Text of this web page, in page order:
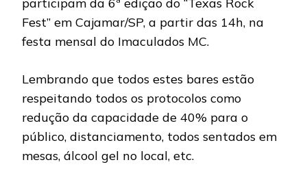
Fest” em Cajamar/SP, a partir das 14h, na
festa mensal do Imaculados MC.
Lembrando que todos estes bares estão
respeitando todos os protocolos como
redução da capacidade de 40% para o
público, distanciamento, todos sentados em
mesas, álcool gel no local, etc.